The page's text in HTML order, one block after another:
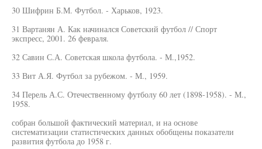
30 Шифрин Б.М. Футбол. - Харьков, 1923.
31 Вартанян А. Как начинался Советский футбол // Спорт
экспресс, 2001. 26 февраля.
32 Савин С.А. Советская школа футбола. - М.,1952.
33 Вит А.Я. Футбол за рубежом. - М., 1959.
34 Перель А.С. Отечественному футболу 60 лет (1898-1958). - М.,
1958.
собран большой фактический материал, и на основе
систематизации статистических данных обобщены показатели
развития футбола до 1958 г.